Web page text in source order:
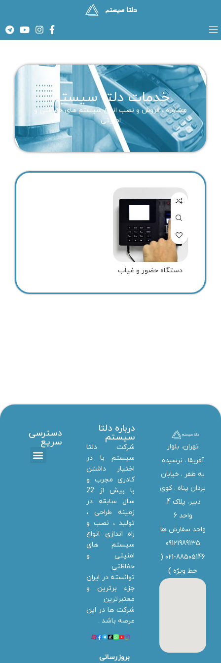
خدمات دلتا سیستم
مشاوره ، فروش و نصب انواع سیستم های حفاظتی و
امنیتی
دستگاه حضور و غیاب
تهران، بلوار
آفریقا ، نرسیده
به ظفر ،‌ خیابان
یزدان پناه ، کوی
دبیر، پلاک 4،
واحد 6
واحد سفارش ها
09121989135
021-88505146 (
خط ویژه )
درباره دلتا
سیستم
شرکت دلتا
سیستم با در
اختیار داشتن
کادری مجرب و
با بیش از 22
سال سابقه در
زمینه طراحی ،
تولید ، نصب و
راه اندازی انواع
سیستم های
امنیتی و
حفاظتی
توانسته در ایران
جزء برترین و
معتبرترین
شرکت ها در این
عرصه باشد .
بروزرسانی
دسترسی
سریع